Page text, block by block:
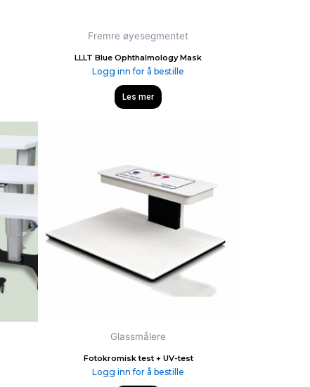
Fremre øyesegmentet
LLLT Blue Ophthalmology Mask
Logg inn for å bestille
Les mer
Glassmålere
Fotokromisk test + UV-test
Logg inn for å bestille